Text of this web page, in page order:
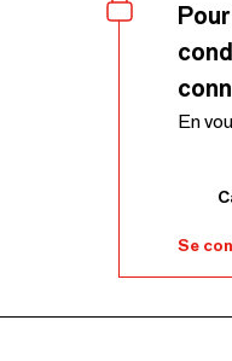
En
Se